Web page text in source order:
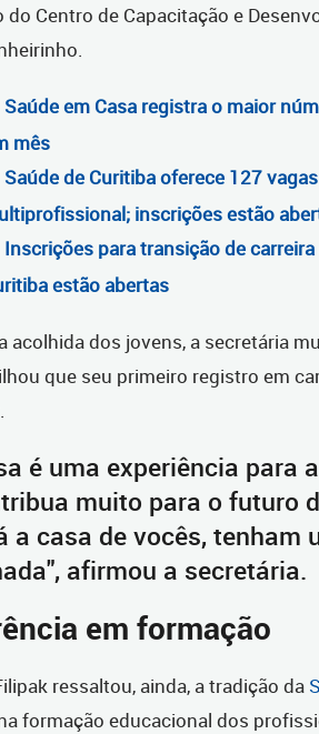
Centro de Capacitação e
Saúde em Casa registra o maior
mês
Saúde de Curitiba oferece 127
inscrições estão
Inscrições para transição de
estão abertas
acolhida dos jovens, a secretária
que seu primeiro registro em
é uma experiência para
muito para o futuro
a casa de vocês, tenham
afirmou a secretária.
em formação
ressaltou, ainda, a tradição da
formação educacional dos